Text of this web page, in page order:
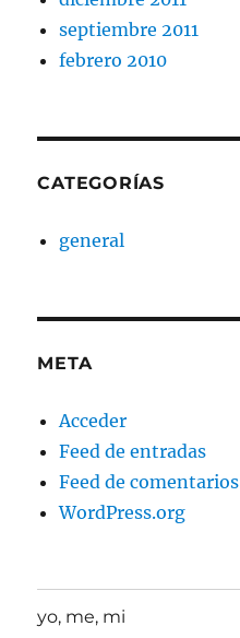
septiembre 2011
febrero 2010
CATEGORÍAS
general
META
Acceder
Feed de entradas
Feed de comentarios
WordPress.org
yo, me, mi